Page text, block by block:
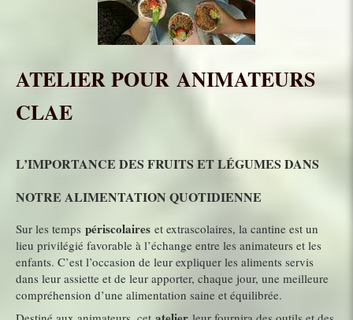
ATELIER POUR ANIMATEURS
CLAE
L’IMPORTANCE DES FRUITS ET LÉGUMES DANS
NOTRE ALIMENTATION QUOTIDIENNE
Sur les temps périscolaires et extrascolaires, la cantine est un
lieu privilégié favorable à l’échange entre les animateurs et les
enfants. C’est l’occasion de leur expliquer les aliments servis
dans leur assiette et de leur apporter, chaque jour, une meilleure
compréhension d’une alimentation saine et équilibrée.